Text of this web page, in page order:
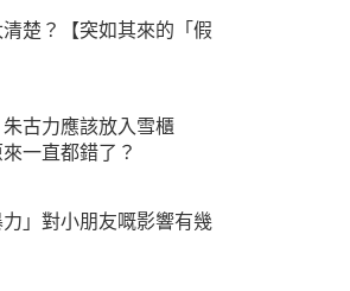
楚？【突如其來的「假
朱古力應該放入雪櫃
一直都錯了？
力」對小朋友嘅影響有幾